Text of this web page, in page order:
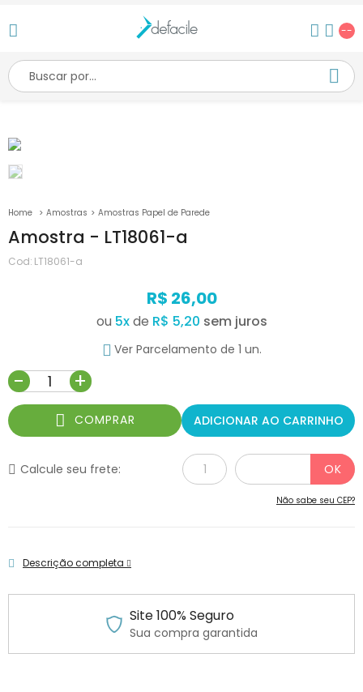
--
Amostras Amostras Papel de Parede
Amostra - LT18061-a
Cod: LT18061-a
R$ 26,00
ou 5xde R$ 5,20
Ver Parcelamento de 1 un.
- +
COMPRAR ADICIONAR AO CARRINHO
Calcule seu frete:
Não sabe seu CEP?
Descrição completa
Site 100% Seguro
Sua compra garantida